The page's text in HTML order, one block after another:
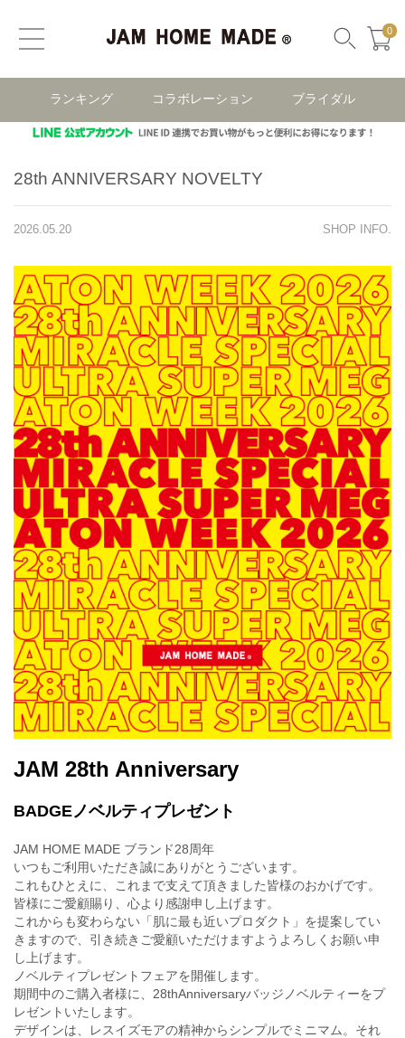
0
ランキング コラボレーション ブライダル
28th ANNIVERSARY NOVELTY
2026.05.20 SHOP INFO.
JAM 28th Anniversary
BADGEノベルティプレゼント
JAM HOME MADE ブランド28周年
いつもご利用いただき誠にありがとうございます。
これもひとえに、これまで支えて頂きました皆様のおかげです。
皆様にご愛顧賜り、心より感謝申し上げます。
これからも変わらない「肌に最も近いプロダクト」を提案してい
きますので、引き続きご愛顧いただけますようよろしくお願い申
し上げます。
ノベルティプレゼントフェアを開催します。
期間中のご購入者様に、28thAnniversaryバッジノベルティーをプ
レゼントいたします。
デザインは、レスイズモアの精神からシンプルでミニマム。それ